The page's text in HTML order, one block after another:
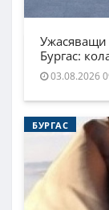
Ужасяващи
Бургас:
03.08.2026
БУРГАС